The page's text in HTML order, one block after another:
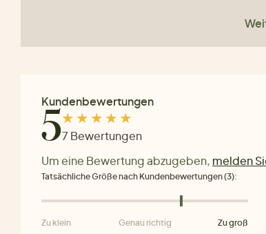
Kundenbewertungen
57 Bewertungen
Um eine Bewertung abzugeben, melden
Tatsächliche Größe nach Kundenbewertungen (3):
Zu klein Genau richtig Zu groß